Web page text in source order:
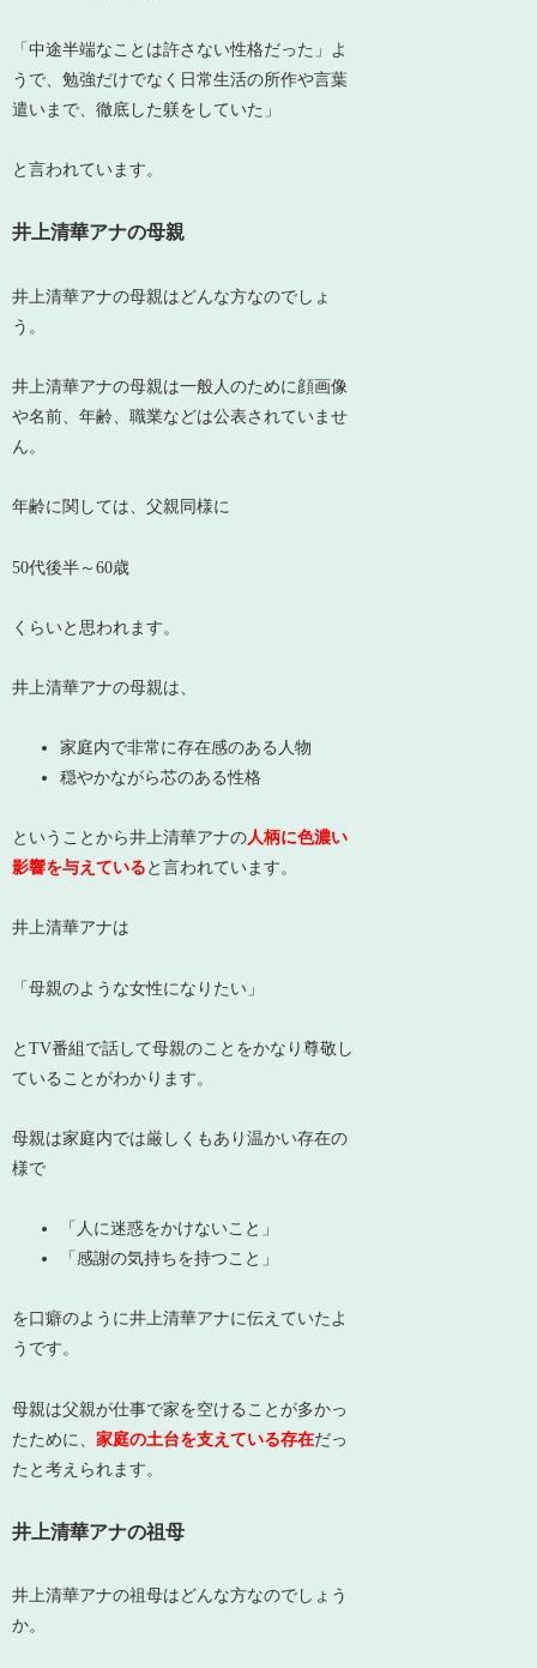
「中途半端なことは許さない性格だった」よ
うで、勉強だけでなく日常生活の所作や言葉
遣いまで、徹底した躾をしていた」
と言われています。
井上清華アナの母親
井上清華アナの母親はどんな方なのでしょ
う。
井上清華アナの母親は一般人のために顔画像
や名前、年齢、職業などは公表されていませ
ん。
年齢に関しては、父親同様に
50代後半～60歳
くらいと思われます。
井上清華アナの母親は、
家庭内で非常に存在感のある人物
穏やかながら芯のある性格
ということから井上清華アナの人柄に色濃い
影響を与えている と言われています。
井上清華アナは
「母親のような女性になりたい」
とTV番組で話して母親のことをかなり尊敬し
ている ことがわかります。
母親は家庭内では厳しくもあり温かい存在の
様で
「人に迷惑をかけないこと」
「感謝の気持ちを持つこと」
を口癖のように井上清華アナに伝えていたよ
うです。
母親は父親が仕事で家を空けることが多かっ
たために、家庭の土台を支えている存在だっ
たと考えられます。
井上清華アナの祖母
井上清華アナの祖母はどんな方なのでしょう
か。